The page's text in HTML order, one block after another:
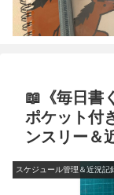
📖《毎日書
ポケット付
ンスリー＆
スケジュール管理＆近況記